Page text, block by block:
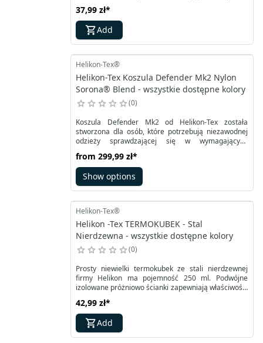
tworzywo, odporne na niskie i wysokie temperatury
od - 10 do 90°C. Szeroki wlew butelki turystycznej
chroni przed szybkim zamarznięciem zawartości.
Pozwala też na swobodne czerpanie wody z
podczas przygotowywania posiłku.
37,99 zł*
Add
Helikon-Tex®
Helikon-Tex Koszula Defender Mk2 Nylon
Sorona® Blend - wszystkie dostępne kolory
0
Koszula Defender Mk2 od Helikon-Tex została
stworzona dla osób, które potrzebują niezawodnej
odzieży sprawdzającej się w wymagających
oraz funkcjonalności, które docenią zarówno
użytkownicy służb mundurowych, jak i miłośnicy
aktywności outdoorowych. W terenie, gdzie liczy się
każdy ruch i szybkość działania, ta koszula zapewnia
ograniczeniem.
from 299,99 zł*
Show options
Helikon-Tex®
Helikon -Tex TERMOKUBEK - Stal
Nierdzewna - wszystkie dostępne kolory
0
Prosty niewielki termokubek ze stali nierdzewnej
firmy Helikon ma pojemność 250 ml. Podwójne
izolowane próżniowo ścianki zapewniają właściwości
cieczy. Pozwala także na dłuższe utrzymanie
pożądanej temperatury. Wysokość kubka to jedynie
9 cm, średnica 7,5 cm.
42,99 zł*
Add